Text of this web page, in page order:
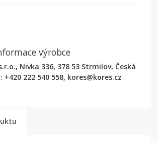
výrobce
Nivka 336, 378 53 Strmilov, Česká
222 540 558, kores@kores.cz